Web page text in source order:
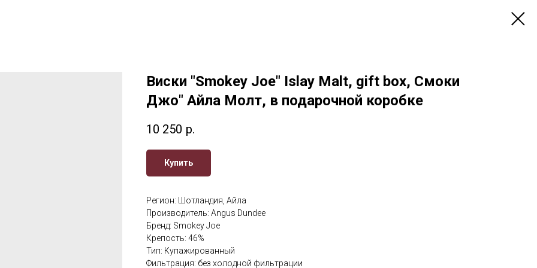
Виски "Smokey Joe" Islay Malt, gift box, Смоки
Джо" Айла Молт, в подарочной коробке
10 250 р.
Купить
Регион: Шотландия, Айла
Производитель: Angus Dundee
Бренд: Smokey Joe
Крепость: 46%
Тип: Купажированный
Фильтрация: без холодной фильтрации